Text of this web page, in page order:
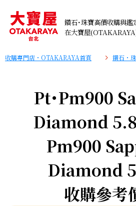
鑽石･珠寶高價收購與
在大寶屋
收購專門店・OTAKARAYA首頁 鑽石・
Pt･Pm900
Diamond
Pm900
Diamond
收購參考